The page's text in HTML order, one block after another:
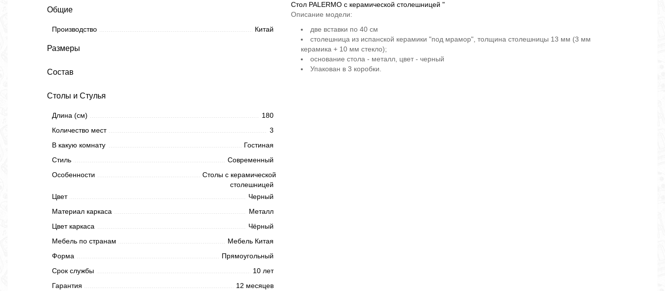
Общие
Производство Китай
Размеры
Состав
Столы и Стулья
Длина (см)
180
Количество мест
3
В какую комнату
Гостиная
Стиль
Современный
Особенности
Столы с керамической
столешницей
Цвет
Черный
Материал каркаса
Металл
Цвет каркаса
Чёрный
Мебель по странам
Мебель Китая
Форма
Прямоугольный
Срок службы
10 лет
Гарантия
12 месяцев
Стол PALERMO с керамической столешницей "
Описание модели:
две вставки по 40 см
столешница из испанской керамики "под мрамор", толщина столешницы 13 мм (3 мм
керамика + 10 мм стекло);
основание стола - металл, цвет - черный
Упакован в 3 коробки.